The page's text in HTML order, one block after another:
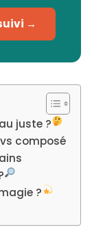
→
juste ?
composé
?